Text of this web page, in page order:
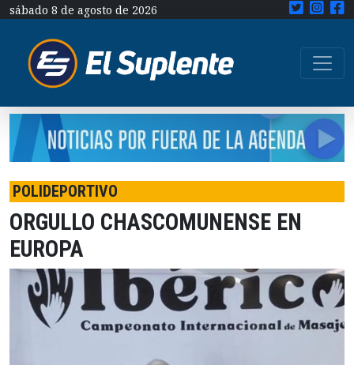
sábado 8 de agosto de 2026
POLIDEPORTIVO
ORGULLO CHASCOMUNENSE EN
EUROPA